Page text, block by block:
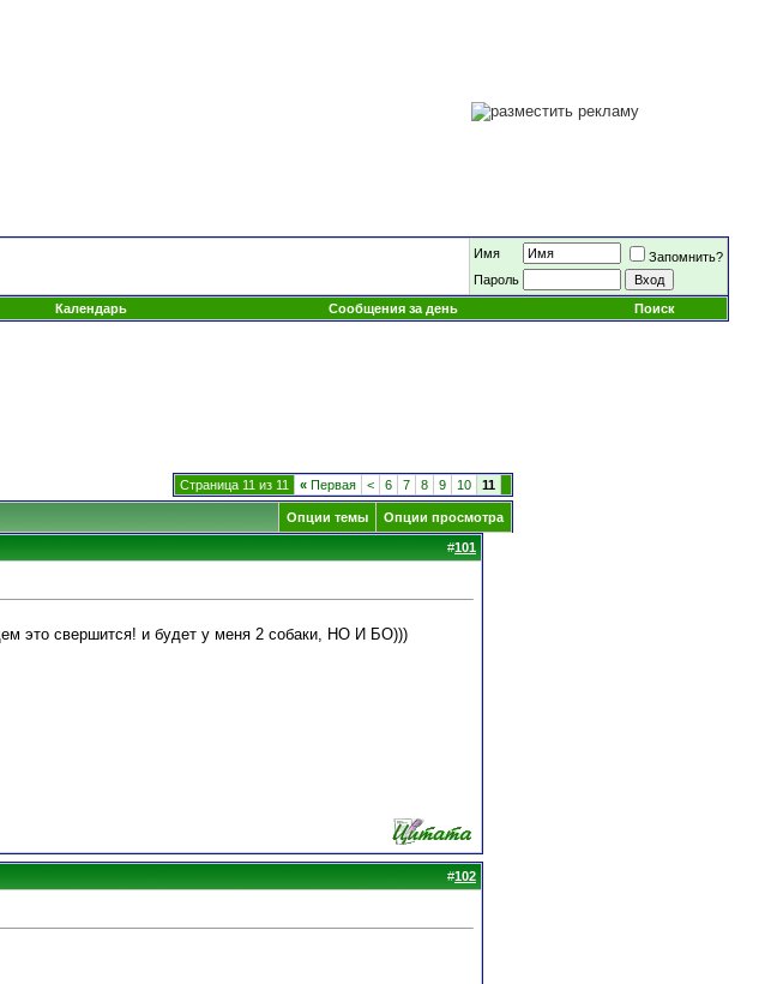
Имя
Запомнить?
Пароль
Календарь Сообщения за день Поиск
Страница 11 из 11 « Первая < 6 7 8 9 10 11
Опции темы Опции просмотра
#101
это свершится! и будет у меня 2 собаки, НО И БО)))
#102